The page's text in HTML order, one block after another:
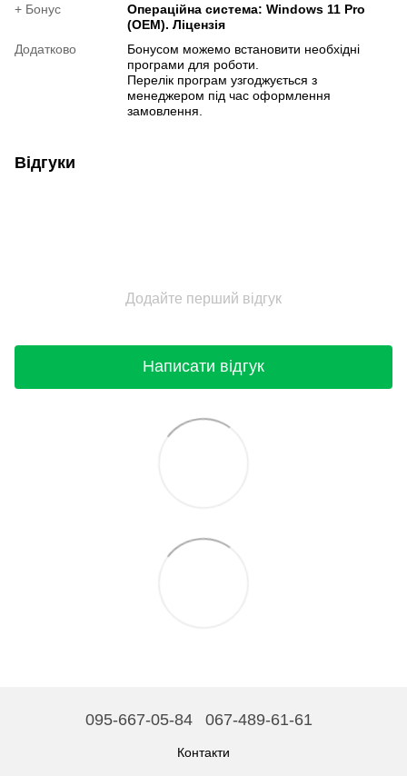
+ Бонус
Операційна система: Windows 11 Pro
(OEM). Ліцензія
Додатково
Бонусом можемо встановити необхідні
програми для роботи.
Перелік програм узгоджується з
менеджером під час оформлення
замовлення.
Відгуки
Додайте перший відгук
Написати відгук
095-667-05-84 067-489-61-61
Контакти